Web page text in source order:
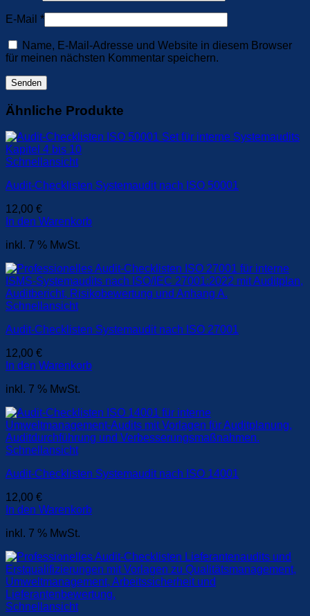
E-Mail *
Name, E-Mail-Adresse und Website in diesem Browser
für meinen nächsten Kommentar speichern.
Ähnliche Produkte
Schnellansicht
Audit-Checklisten Systemaudit nach ISO 50001
12,00 €
In den Warenkorb
inkl. 7 % MwSt.
Schnellansicht
Audit-Checklisten Systemaudit nach ISO 27001
12,00 €
In den Warenkorb
inkl. 7 % MwSt.
Schnellansicht
Audit-Checklisten Systemaudit nach ISO 14001
12,00 €
In den Warenkorb
inkl. 7 % MwSt.
Schnellansicht